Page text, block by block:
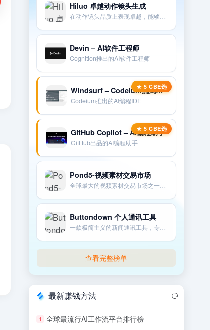
Hiluo 卓越动作镜头生成
在动作镜头品质上表现卓越，能够很好地遵循提示和相机指示。
Devin – AI软件工程师
Cognition推出的AI软件工程师
Windsurf – Codeium流式编程IDE
Codeium推出的AI编程IDE
GitHub Copilot – AI编程助手
GitHub出品的AI编程助手
Pond5-视频素材交易市场
全球最大的视频素材交易市场之一。也提供配乐。音效。图片和3D模型等。
Buttondown 个人通讯工具
一款极简主义的新闻通讯工具，专为个人创作者和技术爱好者设计。
查看完整榜单
最新赚钱方法
1 全球最流行AI工作流平台排行榜